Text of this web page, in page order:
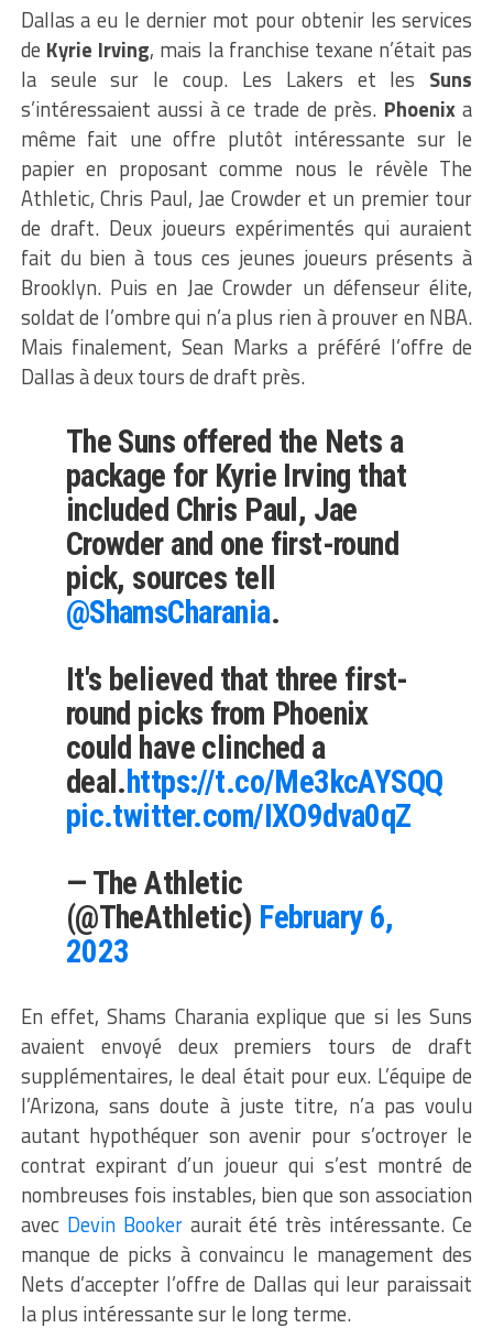
Dallas a eu le dernier mot pour obtenir les services
de Kyrie Irving, mais la franchise texane n’était pas
la seule sur le coup. Les Lakers et les Suns
s’intéressaient aussi à ce trade de près. Phoenixa
même fait une offre plutôt intéressante sur le
papier en proposant comme nous le révèle The
Athletic, Chris Paul, Jae Crowder et un premier tour
de draft. Deux joueurs expérimentés qui auraient
fait du bien à tous ces jeunes joueurs présents à
Brooklyn. Puis en Jae Crowder un défenseur élite,
soldat de l’ombre qui n’a plus rien à prouver en NBA.
Mais finalement, Sean Marks a préféré l’offre de
Dallas à deux tours de draft près.
The Suns offered the Nets a
package for Kyrie Irving that
included Chris Paul, Jae
Crowder and one first-round
pick, sources tell
@ShamsCharania.
It's believed that three first-
round picks from Phoenix
could have clinched a
deal.https://t.co/Me3kcAYSQQ
pic.twitter.com/IXO9dva0qZ
— The Athletic
(@TheAthletic) February 6,
2023
En effet, Shams Charania explique que si les Suns
avaient envoyé deux premiers tours de draft
supplémentaires, le deal était pour eux. L’équipe de
l’Arizona, sans doute à juste titre, n’a pas voulu
autant hypothéquer son avenir pour s’octroyer le
contrat expirant d’un joueur qui s’est montré de
nombreuses fois instables, bien que son association
avec Devin Bookeraurait été très intéressante. Ce
manque de picks à convaincu le management des
Nets d’accepter l’offre de Dallas qui leur paraissait
la plus intéressante sur le long terme.